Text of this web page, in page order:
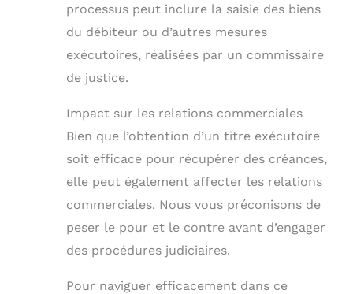
processus peut inclure la saisie des biens
du débiteur ou d’autres mesures
exécutoires, réalisées par un commissaire
de justice.
Impact sur les relations commerciales
Bien que l’obtention d’un titre exécutoire
soit efficace pour récupérer des créances,
elle peut également affecter les relations
commerciales. Nous vous préconisons de
peser le pour et le contre avant d’engager
des procédures judiciaires.
Pour naviguer efficacement dans ce